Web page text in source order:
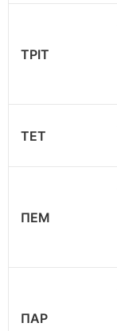
ΤΡΙΤ
ΤΕΤ
ΠΕΜ
ΠΑΡ